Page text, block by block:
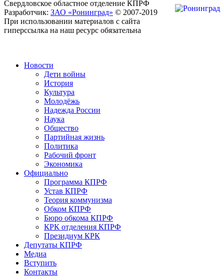
Свердловское областное отделение КПРФ
Разработчик: ЗАО «Ронинград» © 2007-2019
При использовании материалов с сайта
гиперссылка на наш ресурс обязательна
Новости
Дети войны
История
Культура
Молодёжь
Надежда России
Наука
Общество
Партийная жизнь
Политика
Рабочий фронт
Экономика
Официально
Программа КПРФ
Устав КПРФ
Теория коммунизма
Обком КПРФ
Бюро обкома КПРФ
КРК отделения КПРФ
Президиум КРК
Депутаты КПРФ
Медиа
Вступить
Контакты